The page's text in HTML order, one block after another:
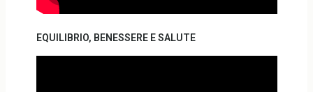
EQUILIBRIO, BENESSERE E SALUTE